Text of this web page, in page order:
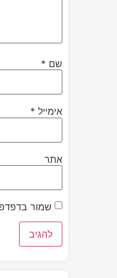
שם *
אימייל *
אתר
שמור